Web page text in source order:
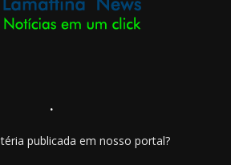
.
publicada em nosso portal?